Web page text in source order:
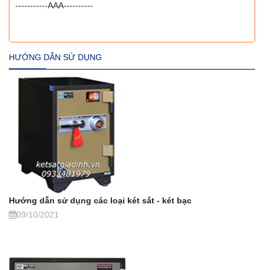
-----------AAA----------
HƯỚNG DẪN SỬ DỤNG
Hướng dẫn sử dụng các loại két sắt - két bạc
09/10/2021